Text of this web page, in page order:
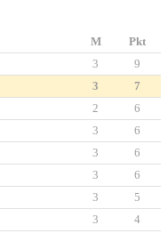
M
Pkt
3
9
3
7
2
6
3
6
3
6
3
6
3
5
3
4